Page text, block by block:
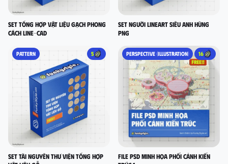
set tổng hợp vật liệu gạch phong
cách LINE-CAD
Set người lineart siêu anh hùng
PNG
PATTERN 5
Set Tài nguyên thư viện tổng hợp
PERSPECTIVE (ILLUSTRATION) 16
FILE PSD MINH HỌA PHỐI CẢNH KIẾN